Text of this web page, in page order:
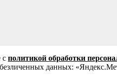
с политикой обработки
данных: